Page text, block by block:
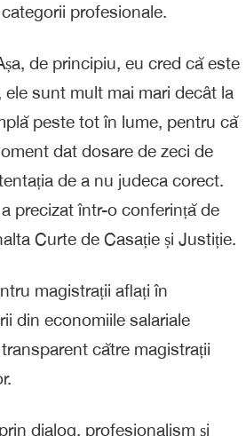
profesionale.
de principiu, eu cred că este
sunt mult mai mari decât la
peste tot în lume, pentru că
dat dosare de zeci de
de a nu judeca corect.
precizat într-o conferință de
Curte de Casație și Justiție.
magistrații aflați în
din economiile salariale
către magistrații
dialog, profesionalism și